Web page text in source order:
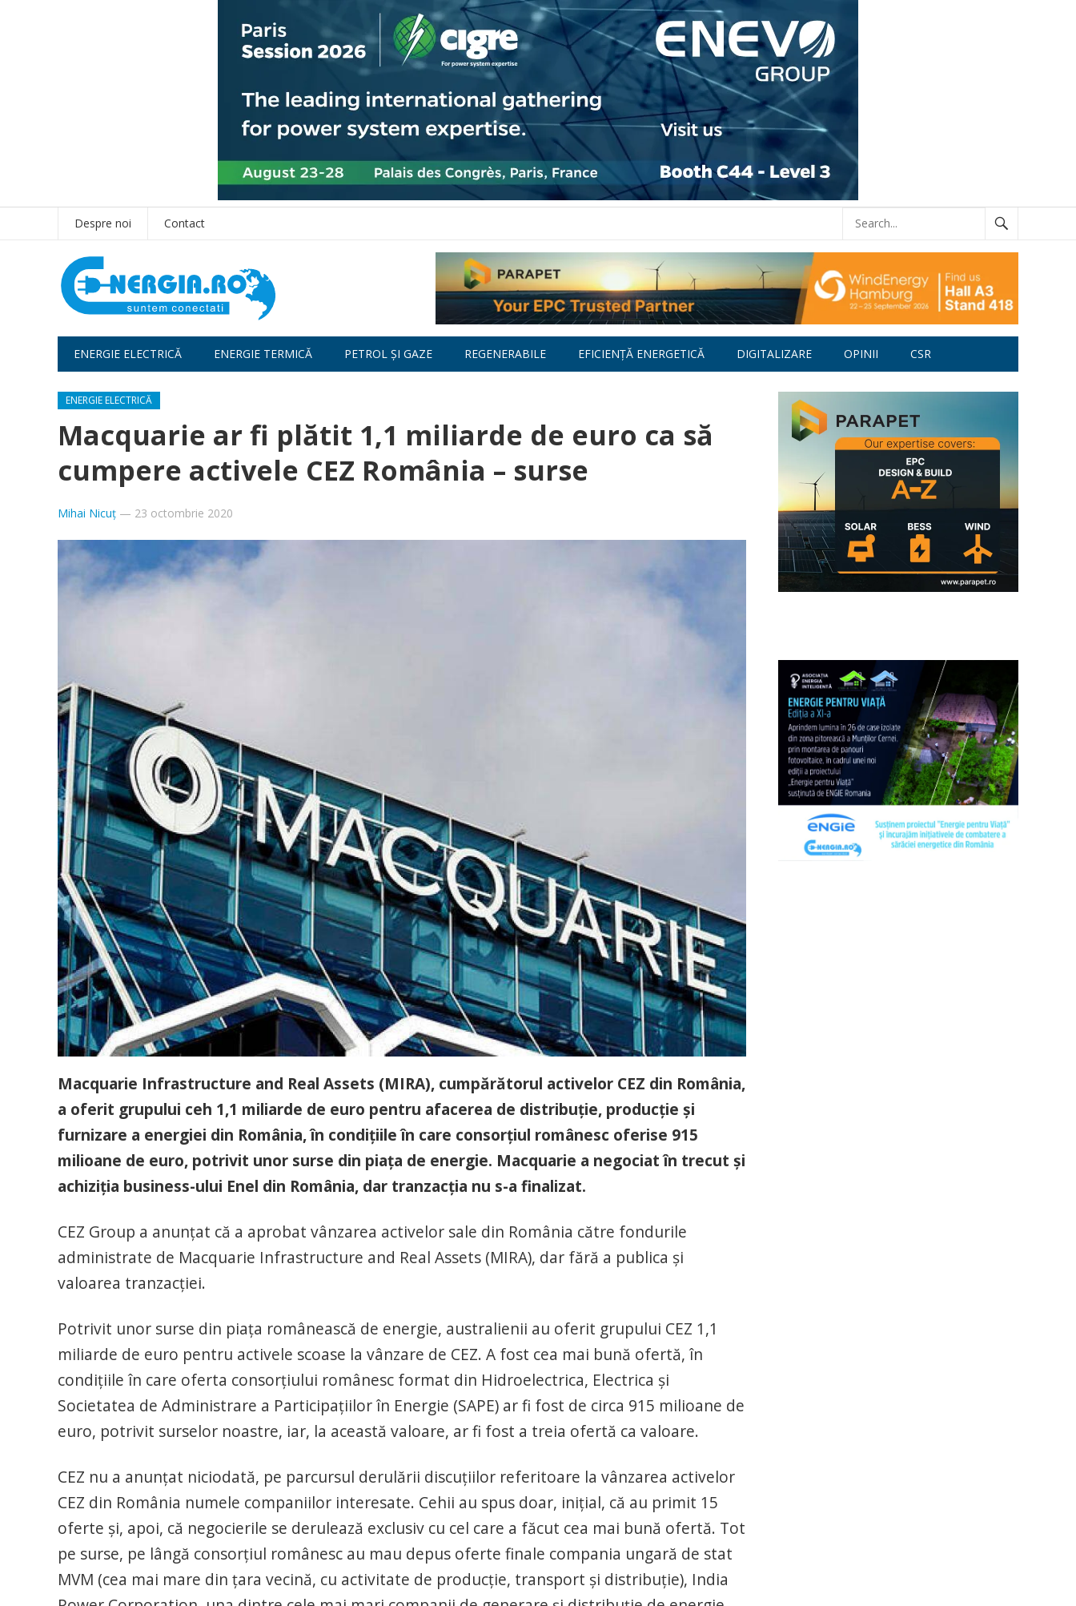
Despre noi Contact
ENERGIE ELECTRICĂ ENERGIE TERMICĂ PETROL ȘI GAZE REGENERABILE EFICIENȚĂ ENERGETICĂ DIGITALIZARE OPINII CSR
ENERGIE ELECTRICĂ
Macquarie ar fi plătit 1,1 miliarde de euro ca să
cumpere activele CEZ România – surse
Mihai Nicuț — 23 octombrie 2020
Macquarie Infrastructure and Real Assets (MIRA), cumpărătorul activelor CEZ din România,
a oferit grupului ceh 1,1 miliarde de euro pentru afacerea de distribuție, producție și
furnizare a energiei din România, în condițiile în care consorțiul românesc oferise 915
milioane de euro, potrivit unor surse din piața de energie. Macquarie a negociat în trecut și
achiziția business-ului Enel din România, dar tranzacția nu s-a finalizat.
CEZ Group a anunțat că a aprobat vânzarea activelor sale din România către fondurile
administrate de Macquarie Infrastructure and Real Assets (MIRA), dar fără a publica și
valoarea tranzacției.
Potrivit unor surse din piața românească de energie, australienii au oferit grupului CEZ 1,1
miliarde de euro pentru activele scoase la vânzare de CEZ. A fost cea mai bună ofertă, în
condițiile în care oferta consorțiului românesc format din Hidroelectrica, Electrica și
Societatea de Administrare a Participațiilor în Energie (SAPE) ar fi fost de circa 915 milioane de
euro, potrivit surselor noastre, iar, la această valoare, ar fi fost a treia ofertă ca valoare.
CEZ nu a anunțat niciodată, pe parcursul derulării discuțiilor referitoare la vânzarea activelor
CEZ din România numele companiilor interesate. Cehii au spus doar, inițial, că au primit 15
oferte și, apoi, că negocierile se derulează exclusiv cu cel care a făcut cea mai bună ofertă. Tot
pe surse, pe lângă consorțiul românesc au mau depus oferte finale compania ungară de stat
MVM (cea mai mare din țara vecină, cu activitate de producție, transport și distribuție), India